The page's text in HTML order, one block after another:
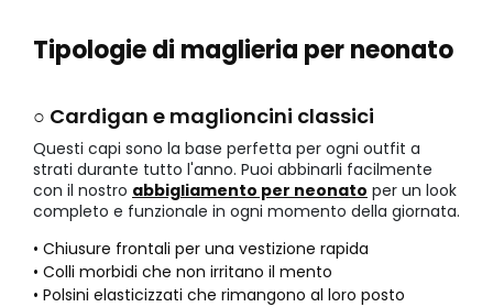
Tipologie di maglieria per neonato
○ Cardigan e maglioncini classici
Questi capi sono la base perfetta per ogni outfit a
strati durante tutto l'anno. Puoi abbinarli facilmente
con il nostro abbigliamento per neonato per un look
completo e funzionale in ogni momento della giornata.
• Chiusure frontali per una vestizione rapida
• Colli morbidi che non irritano il mento
• Polsini elasticizzati che rimangono al loro posto